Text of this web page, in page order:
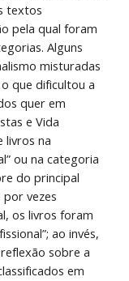
textos
pela qual foram
Alguns
misturadas
que dificultou a
quer em
e Vida
livros na
ou na categoria
do principal
vezes
os livros foram
ao invés,
sobre a
em